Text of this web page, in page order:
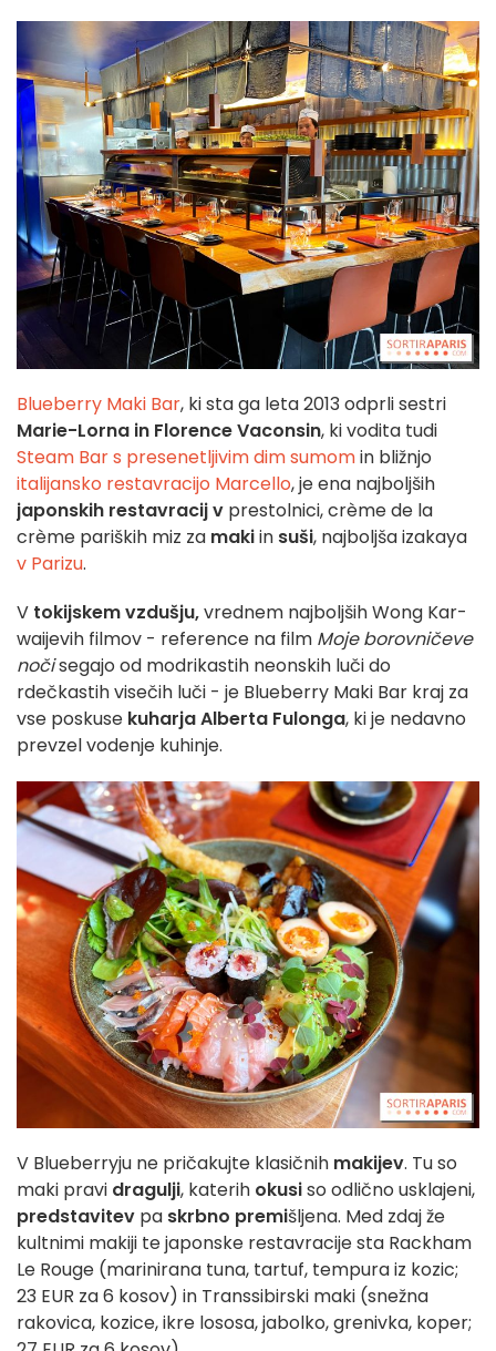
Blueberry Maki Bar, ki sta ga leta 2013 odprli sestri
Marie-Lorna in Florence Vaconsin, ki vodita tudi
Steam Bar s presenetljivim dim sumomin bližnjo
italijansko restavracijo Marcello, je ena najboljših
japonskih restavracij v prestolnici, crème de la
crème pariških miz za makiin suši, najboljša izakaya
v Parizu.
V tokijskem vzdušju,vrednem najboljših Wong Kar-
waijevih filmov - reference na film Moje borovničeve
nočisegajo od modrikastih neonskih luči do
rdečkastih visečih luči - je Blueberry Maki Bar kraj za
vse poskuse kuharja Alberta Fulonga, ki je nedavno
prevzel vodenje kuhinje.
V Blueberryju ne pričakujte klasičnih makijev. Tu so
maki pravi dragulji, katerih okusiso odlično usklajeni,
predstavitev pa skrbno premišljena. Med zdaj že
kultnimi makiji te japonske restavracije sta Rackham
Le Rouge (marinirana tuna, tartuf, tempura iz kozic;
23 EUR za 6 kosov) in Transsibirski maki (snežna
rakovica, kozice, ikre lososa, jabolko, grenivka, koper;